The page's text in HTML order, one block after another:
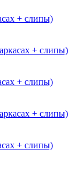
+ слипы)
+ слипы)
+ слипы)